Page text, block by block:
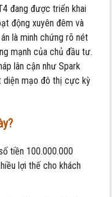
đang được triển khai
động xuyên đêm và
là minh chứng rõ nét
mạnh của chủ đầu tư.
lân cận như Spark
diện mạo đô thị cực kỳ
tiền 100.000.000
lợi thế cho khách